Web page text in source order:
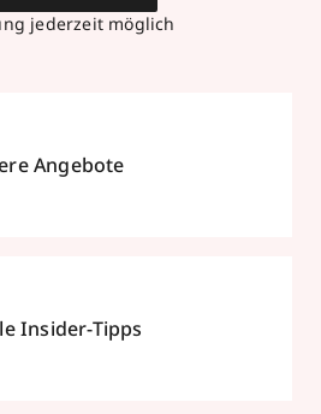
jederzeit möglich
Angebote
Insider-Tipps